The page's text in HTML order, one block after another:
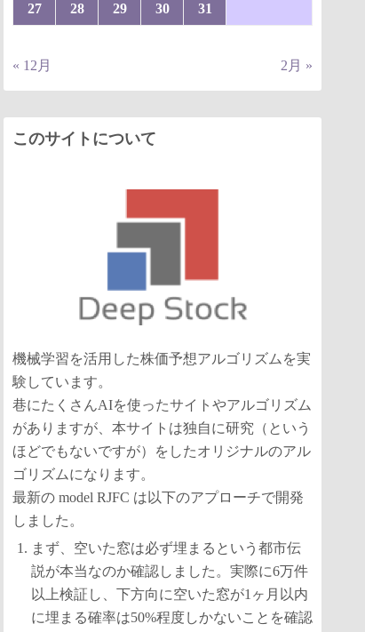
27 28 29 30 31
« 12月 2月 »
このサイトについて
機械学習を活用した株価予想アルゴリズムを実
験しています。
巷にたくさんAIを使ったサイトやアルゴリズム
がありますが、本サイトは独自に研究（という
ほどでもないですが）をしたオリジナルのアル
ゴリズムになります。
最新の model RJFC は以下のアプローチで開発
しました。
まず、空いた窓は必ず埋まるという都市伝
説が本当なのか確認しました。実際に6万件
以上検証し、下方向に空いた窓が1ヶ月以内
に埋まる確率は50%程度しかないことを確認